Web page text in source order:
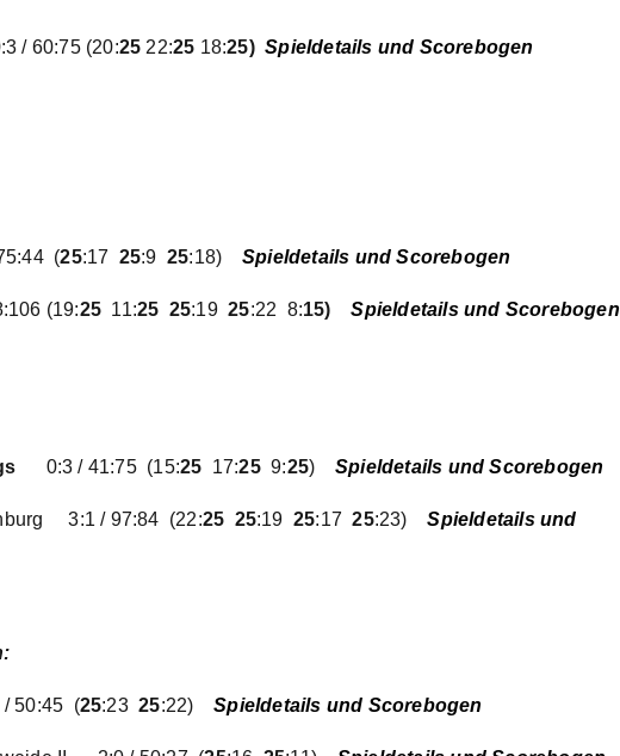
/ 60:75 (20:25 22:25 18:25)Spieldetails und Scorebogen
(25:17 25:925:18)Spieldetails und Scorebogen
(19:25 11:25 25:1925:22 8:15)Spieldetails und Scorebogen
0:3 / 41:75 (15:25 17:259:25)Spieldetails und Scorebogen
3:1 / 97:84 (22:25 25:1925:1725:23)Spieldetails und
/ 50:45 (25:2325:22)Spieldetails und Scorebogen